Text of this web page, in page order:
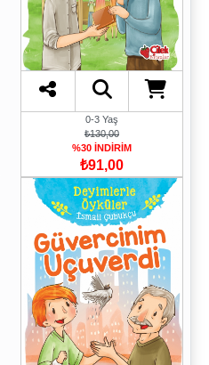
0-3 Yaş
₺130,00
%30 İNDİRİM
₺91,00